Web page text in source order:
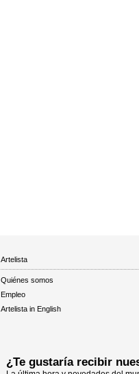
Artelista
Quiénes somos
Empleo
Artelista in English
¿Te gustaría recibir